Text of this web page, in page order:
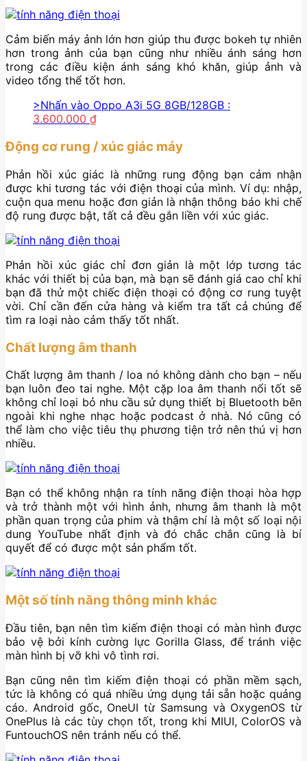
Cảm biến máy ảnh lớn hơn giúp thu được bokeh tự nhiên
hơn trong ảnh của bạn cũng như nhiều ánh sáng hơn
trong các điều kiện ánh sáng khó khăn, giúp ảnh và
video tổng thể tốt hơn.
>Nhấn vào Oppo A3i 5G 8GB/128GB :
3.600.000 ₫
Động cơ rung / xúc giác máy
Phản hồi xúc giác là những rung động bạn cảm nhận
được khi tương tác với điện thoại của mình. Ví dụ: nhập,
cuộn qua menu hoặc đơn giản là nhận thông báo khi chế
độ rung được bật, tất cả đều gắn liền với xúc giác.
Phản hồi xúc giác chỉ đơn giản là một lớp tương tác
khác với thiết bị của bạn, mà bạn sẽ đánh giá cao chỉ khi
bạn đã thử một chiếc điện thoại có động cơ rung tuyệt
vời. Chỉ cần đến cửa hàng và kiểm tra tất cả chúng để
tìm ra loại nào cảm thấy tốt nhất.
Chất lượng âm thanh
Chất lượng âm thanh / loa nó không dành cho bạn – nếu
bạn luôn đeo tai nghe. Một cặp loa âm thanh nổi tốt sẽ
không chỉ loại bỏ nhu cầu sử dụng thiết bị Bluetooth bên
ngoài khi nghe nhạc hoặc podcast ở nhà. Nó cũng có
thể làm cho việc tiêu thụ phương tiện trở nên thú vị hơn
nhiều.
Bạn có thể không nhận ra tính năng điện thoại hòa hợp
và trở thành một với hình ảnh, nhưng âm thanh là một
phần quan trọng của phim và thậm chí là một số loại nội
dung YouTube nhất định và đó chắc chắn cũng là bí
quyết để có được một sản phẩm tốt.
Một số tính năng thông minh khác
Đầu tiên, bạn nên tìm kiếm điện thoại có màn hình được
bảo vệ bởi kính cường lực Gorilla Glass, để tránh việc
màn hình bị vỡ khi vô tình rơi.
Bạn cũng nên tìm kiếm điện thoại có phần mềm sạch,
tức là không có quá nhiều ứng dụng tải sẵn hoặc quảng
cáo. Android gốc, OneUI từ Samsung và OxygenOS từ
OnePlus là các tùy chọn tốt, trong khi MIUI, ColorOS và
FuntouchOS nên tránh nếu có thể.